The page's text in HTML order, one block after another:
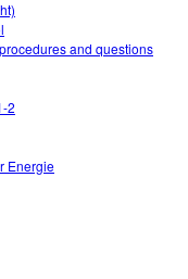
and questions
2
Energie